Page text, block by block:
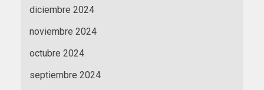
diciembre 2024
noviembre 2024
octubre 2024
septiembre 2024